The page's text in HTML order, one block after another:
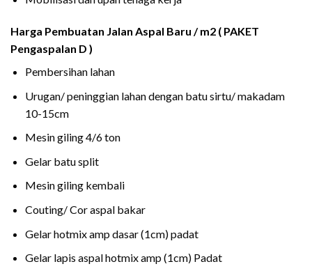
Harga Pembuatan Jalan Aspal Baru / m2 ( PAKET
Pengaspalan D )
Pembersihan lahan
Urugan/ peninggian lahan dengan batu sirtu/ makadam
10-15cm
Mesin giling 4/6 ton
Gelar batu split
Mesin giling kembali
Couting/ Cor aspal bakar
Gelar hotmix amp dasar (1cm) padat
Gelar lapis aspal hotmix amp (1cm) Padat